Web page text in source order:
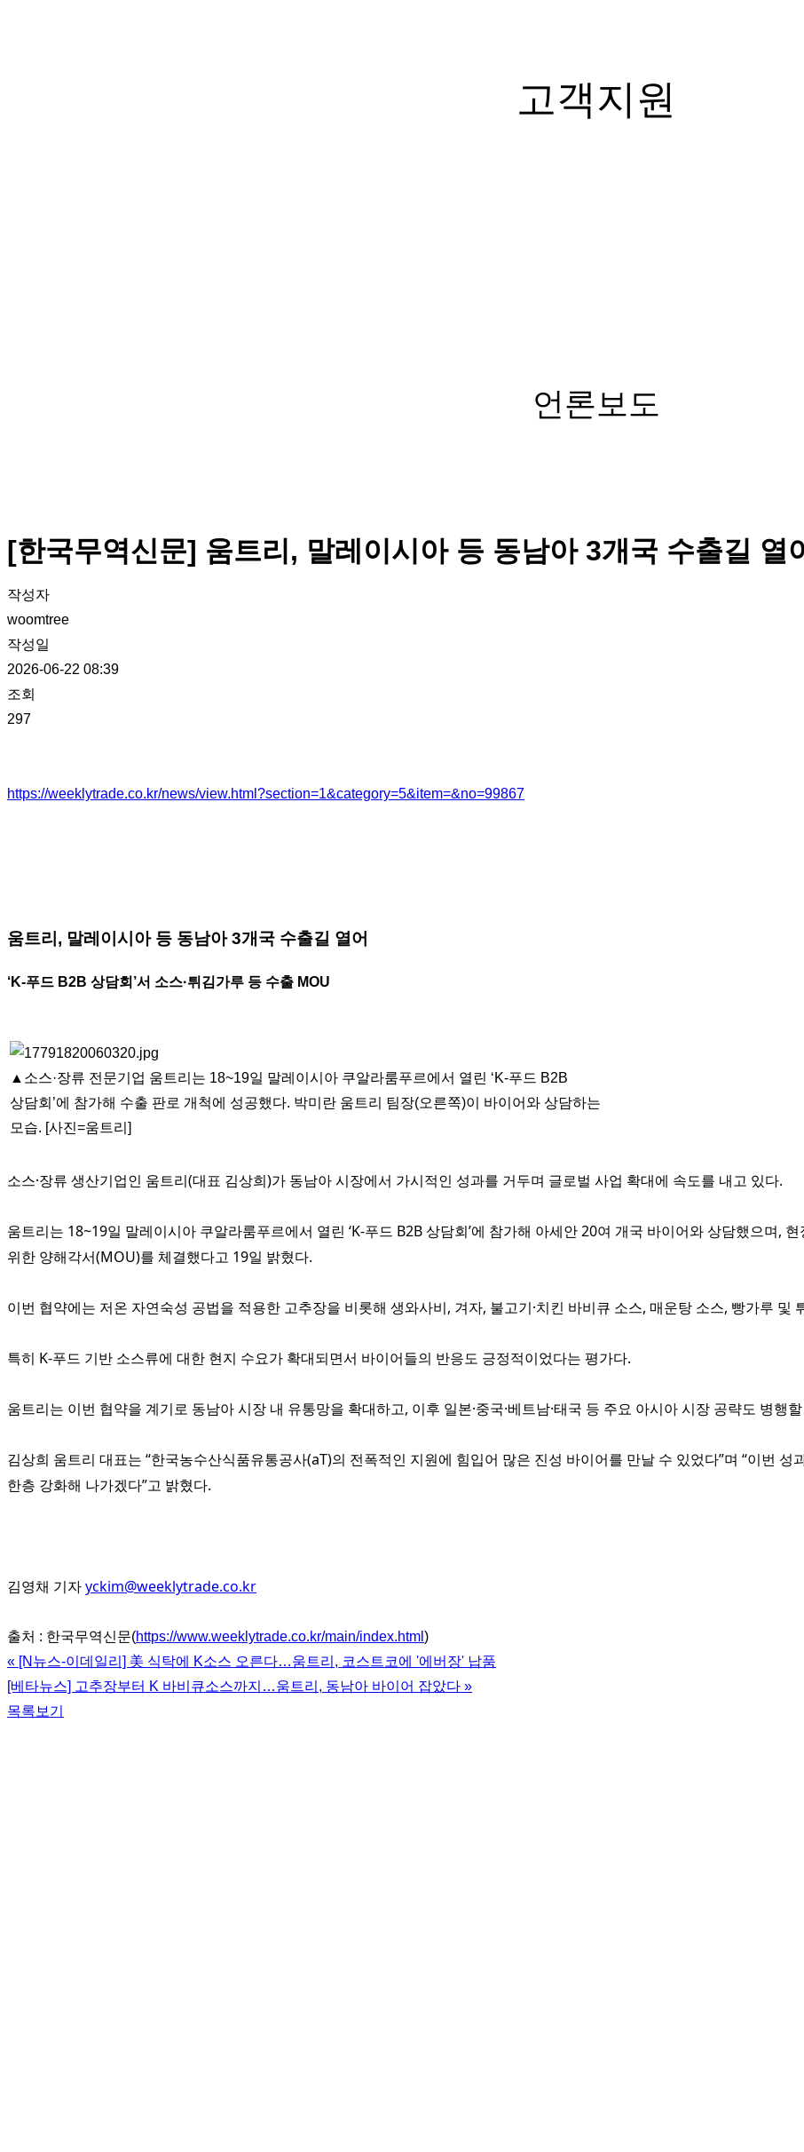
고객지원
언론보도
[한국무역신문] 움트리, 말레이시아 등 동남아 3개국 수출길 열
작성자
woomtree
작성일
2026-06-22 08:39
조회
297
https://weeklytrade.co.kr/news/view.html?section=1&category=5&item=&no=99867
움트리, 말레이시아 등 동남아 3개국 수출길 열어
‘K-푸드 B2B 상담회’서 소스·튀김가루 등 수출 MOU
▲소스·장류 전문기업 움트리는 18~19일 말레이시아 쿠알라룸푸르에서 열린 ‘K-푸드 B2B
상담회’에 참가해 수출 판로 개척에 성공했다. 박미란 움트리 팀장(오른쪽)이 바이어와 상담하는
모습. [사진=움트리]
소스·장류 생산기업인 움트리(대표 김상희)가 동남아 시장에서 가시적인 성과를 거두며 글로벌 사업 확대에 속도를 내고 있다.
움트리는 18~19일 말레이시아 쿠알라룸푸르에서 열린 ‘K-푸드 B2B 상담회’에 참가해 아세안 20여 개국 바이어와 상담했으며,
위한 양해각서(MOU)를 체결했다고 19일 밝혔다.
이번 협약에는 저온 자연숙성 공법을 적용한 고추장을 비롯해 생와사비, 겨자, 불고기·치킨 바비큐 소스, 매운탕 소스, 빵가루 및
특히 K-푸드 기반 소스류에 대한 현지 수요가 확대되면서 바이어들의 반응도 긍정적이었다는 평가다.
움트리는 이번 협약을 계기로 동남아 시장 내 유통망을 확대하고, 이후 일본·중국·베트남·태국 등 주요 아시아 시장 공략도 병행
김상희 움트리 대표는 “한국농수산식품유통공사(aT)의 전폭적인 지원에 힘입어 많은 진성 바이어를 만날 수 있었다”며 “이번
한층 강화해 나가겠다”고 밝혔다.
김영채 기자yckim@weeklytrade.co.kr
출처 : 한국무역신문(https://www.weeklytrade.co.kr/main/index.html )
« [N뉴스-이데일리] 美 식탁에 K소스 오른다…움트리, 코스트코에 '에버장' 납품
[베타뉴스] 고추장부터 K 바비큐소스까지…움트리, 동남아 바이어 잡았다 »
목록보기